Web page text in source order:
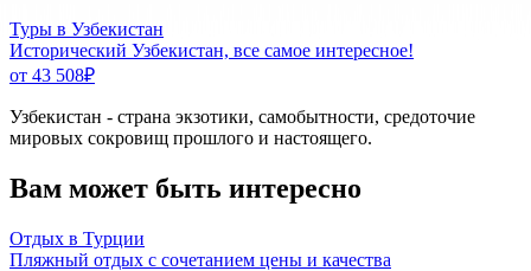
Туры в Узбекистан
Исторический Узбекистан, все самое интересное!
от 43 508₽
Узбекистан - страна экзотики, самобытности, средоточие
мировых сокровищ прошлого и настоящего.
Вам может быть интересно
Отдых в Турции
Пляжный отдых с сочетанием цены и качества